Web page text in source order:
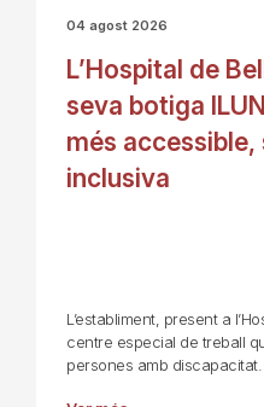
04 agost 2026
L’Hospital de
seva botiga
més accessible,
inclusiva
L’establiment, present a
centre especial de treball
persones amb discapacitat.